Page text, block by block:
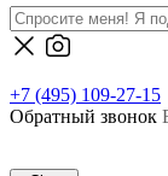
+7 (495) 109-27-15
Обратный звонок